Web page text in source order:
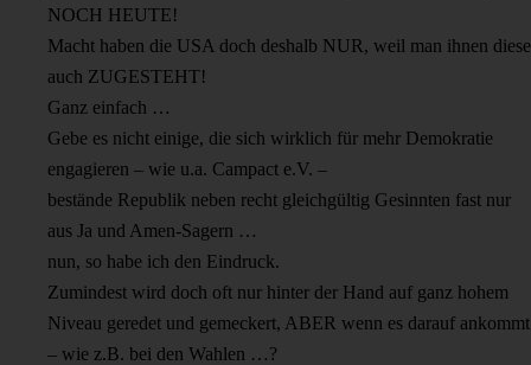
NOCH HEUTE!
Macht haben die USA doch deshalb NUR, weil man ihnen diese
auch ZUGESTEHT!
Ganz einfach …
Gebe es nicht einige, die sich wirklich für mehr Demokratie
engagieren – wie u.a. Campact e.V. –
bestände Republik neben recht gleichgültig Gesinnten fast nur
aus Ja und Amen-Sagern …
nun, so habe ich den Eindruck.
Zumindest wird doch oft nur hinter der Hand auf ganz hohem
Niveau geredet und gemeckert, ABER wenn es darauf ankommt
– wie z.B. bei den Wahlen …?